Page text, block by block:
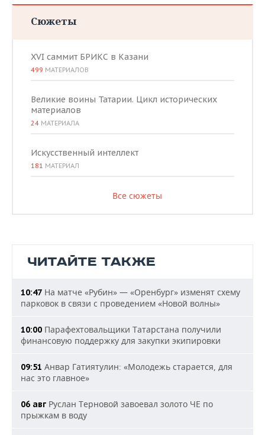
Сюжеты
XVI саммит БРИКС в Казани
499 МАТЕРИАЛОВ
Великие воины Татарии. Цикл исторических
материалов
24 МАТЕРИАЛА
Искусственный интеллект
181 МАТЕРИАЛ
Все сюжеты
ЧИТАЙТЕ ТАКЖЕ
10:47 На матче «Рубин» — «Оренбург» изменят схему
парковок в связи с проведением «Новой волны»
10:00 Парафехтовальщики Татарстана получили
финансовую поддержку для закупки экипировки
09:51 Анвар Гатиятулин: «Молодежь старается, для
нас это главное»
06 авг Руслан Терновой завоевал золото ЧЕ по
прыжкам в воду